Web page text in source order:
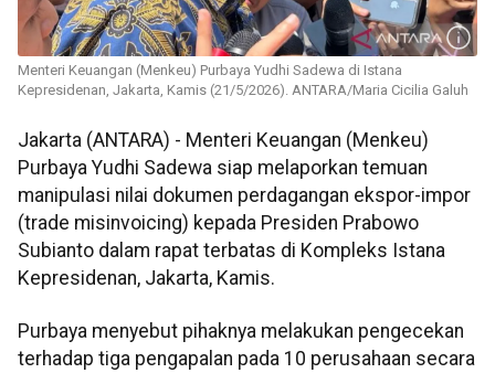
Menteri Keuangan (Menkeu) Purbaya Yudhi Sadewa di Istana
Kepresidenan, Jakarta, Kamis (21/5/2026). ANTARA/Maria Cicilia Galuh
Jakarta (ANTARA) - Menteri Keuangan (Menkeu)
Purbaya Yudhi Sadewa siap melaporkan temuan
manipulasi nilai dokumen perdagangan ekspor-impor
(trade misinvoicing) kepada Presiden Prabowo
Subianto dalam rapat terbatas di Kompleks Istana
Kepresidenan, Jakarta, Kamis.
Purbaya menyebut pihaknya melakukan pengecekan
terhadap tiga pengapalan pada 10 perusahaan secara